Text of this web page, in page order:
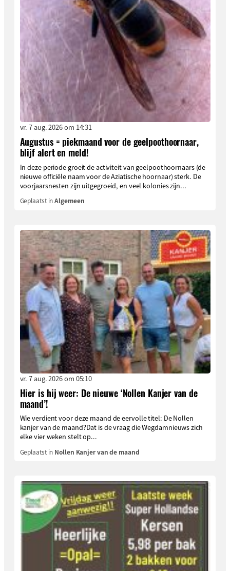
vr. 7 aug. 2026 om 14:31
Augustus = piekmaand voor de geelpoothoornaar,
blijf alert en meld!
In deze periode groeit de activiteit van geelpoothoornaars (de
nieuwe officiële naam voor de Aziatische hoornaar) sterk. De
voorjaarsnesten zijn uitgegroeid, en veel kolonies zijn...
Geplaatst inAlgemeen
vr. 7 aug. 2026 om 05:10
Hier is hij weer: De nieuwe ‘Nollen Kanjer van de
maand’!
Wie verdient voor deze maand de eervolle titel: De Nollen
kanjer van de maand?Dat is de vraag die Wegdamnieuws zich
elke vier weken stelt op...
Geplaatst in Nollen Kanjer van de maand